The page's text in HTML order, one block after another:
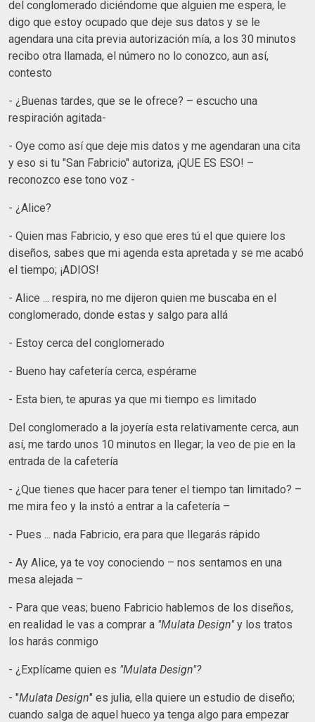
del conglomerado diciéndome que alguien me espera, le
digo que estoy ocupado que deje sus datos y se le
agendara una cita previa autorización mía, a los 30 minutos
recibo otra llamada, el número no lo conozco, aun así,
contesto
- ¿Buenas tardes, que se le ofrece? – escucho una
respiración agitada-
- Oye como así que deje mis datos y me agendaran una cita
y eso si tu "San Fabricio" autoriza, ¡QUE ES ESO! –
reconozco ese tono voz -
- ¿Alice?
- Quien mas Fabricio, y eso que eres tú el que quiere los
diseños, sabes que mi agenda esta apretada y se me acabó
el tiempo; ¡ADIOS!
- Alice ... respira, no me dijeron quien me buscaba en el
conglomerado, donde estas y salgo para allá
- Estoy cerca del conglomerado
- Bueno hay cafetería cerca, espérame
- Esta bien, te apuras ya que mi tiempo es limitado
Del conglomerado a la joyería esta relativamente cerca, aun
así, me tardo unos 10 minutos en llegar; la veo de pie en la
entrada de la cafetería
- ¿Que tienes que hacer para tener el tiempo tan limitado? –
me mira feo y la instó a entrar a la cafetería –
- Pues ... nada Fabricio, era para que llegarás rápido
- Ay Alice, ya te voy conociendo – nos sentamos en una
mesa alejada –
- Para que veas; bueno Fabricio hablemos de los diseños,
en realidad le vas a comprar a "Mulata Design"y los tratos
los harás conmigo
- ¿Explícame quien es "Mulata Design"?
- "Mulata Design" es julia, ella quiere un estudio de diseño;
cuando salga de aquel hueco ya tenga algo para empezar